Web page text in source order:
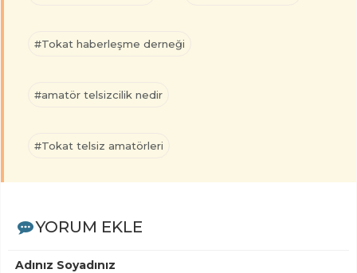
#Tokat haberleşme derneği
#amatör telsizcilik nedir
#Tokat telsiz amatörleri
YORUM EKLE
Adınız Soyadınız